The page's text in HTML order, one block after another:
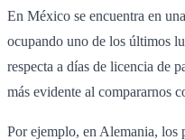
En México se encuentra en
ocupando uno de los últimos
respecta a días de licencia de
más evidente al compararnos
Por ejemplo, en Alemania, los